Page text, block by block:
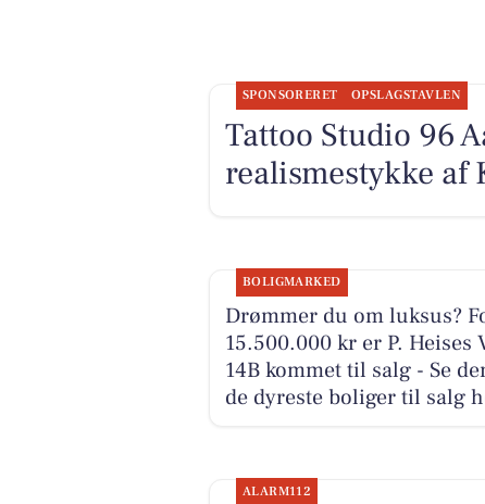
SPONSORERET OPSLAGSTAVLEN
Tattoo Studio 96
realismestykke af
BOLIGMARKED
Drømmer du om luksus?
15.500.000 kr er P. Heises
14B kommet til salg - Se
de dyreste boliger til salg
ALARM112